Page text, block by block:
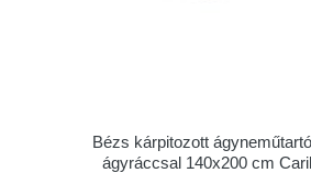
Bézs kárpitozott
ágyráccsal 140x200 cm